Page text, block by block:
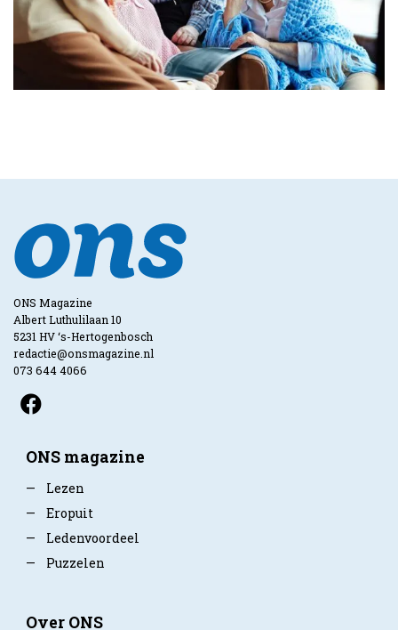
ONS Magazine
Albert Luthulilaan 10
5231 HV ‘s-Hertogenbosch
redactie@onsmagazine.nl
073 644 4066
ONS magazine
—
Lezen
—
Eropuit
—
Ledenvoordeel
—
Puzzelen
Over ONS